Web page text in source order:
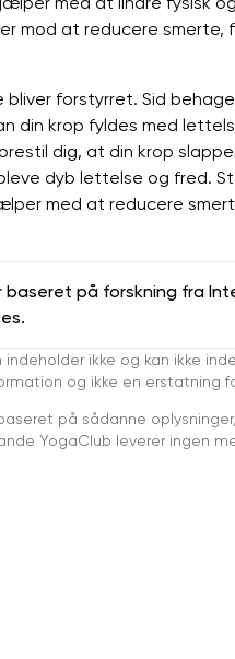
mod at reducere
bliver forstyrret. Sid
din krop fyldes med
dig, at din krop
dyb lettelse og fred.
med at reducere
baseret på forskning fra
ikke og kan ikke
og ikke en erstatning
på sådanne
YogaClub leverer ingen